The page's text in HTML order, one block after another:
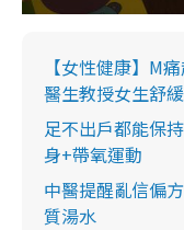
【女性健康】M
醫生教授女生舒
足不出戶都能保
身+帶氧運動
中醫提醒亂信偏
質湯水